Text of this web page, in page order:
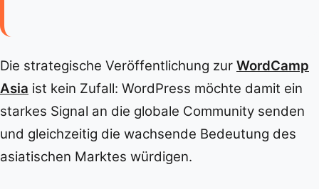
Die strategische Veröffentlichung zur WordCamp
Asia ist kein Zufall: WordPress möchte damit ein
starkes Signal an die globale Community senden
und gleichzeitig die wachsende Bedeutung des
asiatischen Marktes würdigen.